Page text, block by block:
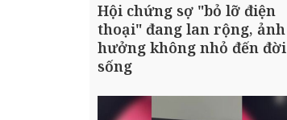
Hội chứng sợ "bỏ lỡ điện
thoại" đang lan rộng, ảnh
hưởng không nhỏ đến đời
sống